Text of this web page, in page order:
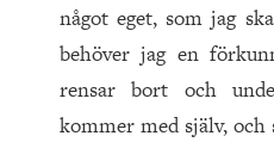
något eget, som jag
behöver jag en
rensar bort och
kommer med själv,